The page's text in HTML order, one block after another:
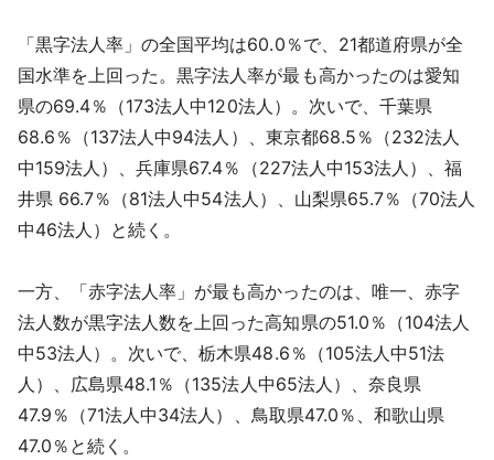
「黒字法人率」の全国平均は60.0％で、21都道府県が全
国水準を上回った。黒字法人率が最も高かったのは愛知
県の69.4％（173法人中120法人）。次いで、千葉県
68.6％（137法人中94法人）、東京都68.5％（232法人
中159法人）、兵庫県67.4％（227法人中153法人）、福
井県 66.7％（81法人中54法人）、山梨県65.7％（70法人
中46法人）と続く。
一方、「赤字法人率」が最も高かったのは、唯一、赤字
法人数が黒字法人数を上回った高知県の51.0％（104法人
中53法人）。次いで、栃木県48.6％（105法人中51法
人）、広島県48.1％（135法人中65法人）、奈良県
47.9％（71法人中34法人）、鳥取県47.0％、和歌山県
47.0％と続く。